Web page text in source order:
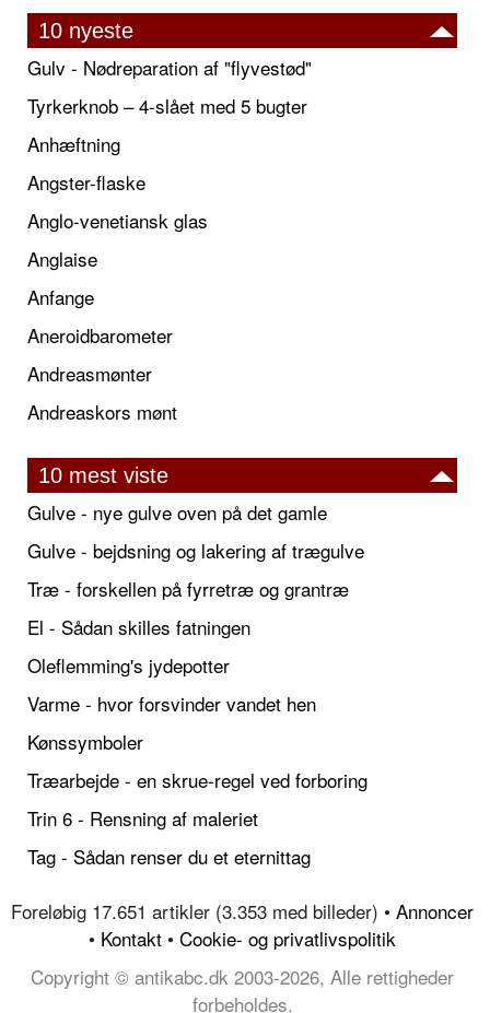
10 nyeste
Gulv - Nødreparation af "flyvestød"
Tyrkerknob – 4-slået med 5 bugter
Anhæftning
Angster-flaske
Anglo-venetiansk glas
Anglaise
Anfange
Aneroidbarometer
Andreasmønter
Andreaskors mønt
10 mest viste
Gulve - nye gulve oven på det gamle
Gulve - bejdsning og lakering af trægulve
Træ - forskellen på fyrretræ og grantræ
El - Sådan skilles fatningen
Oleflemming's jydepotter
Varme - hvor forsvinder vandet hen
Kønssymboler
Træarbejde - en skrue-regel ved forboring
Trin 6 - Rensning af maleriet
Tag - Sådan renser du et eternittag
Foreløbig 17.651 artikler (3.353 med billeder) • Annoncer
• Kontakt • Cookie- og privatlivspolitik
Copyright © antikabc.dk 2003-2026, Alle rettigheder
forbeholdes.